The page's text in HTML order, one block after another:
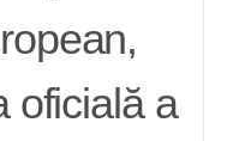
oficială a